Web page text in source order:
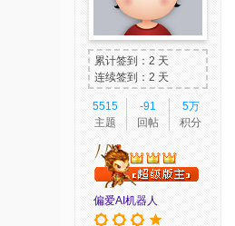
爱
辅
累计签到：2 天
连续签到：2 天
5515
主题
-91
回帖
5万
积分
偏爱AI机器人